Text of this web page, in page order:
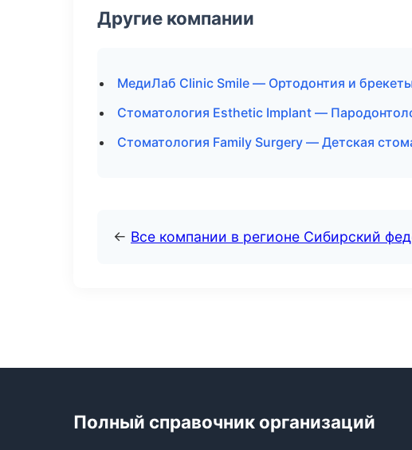
Другие компании
МедиЛаб Clinic Smile — Ортодонтия и
Стоматология Esthetic Implant —
Стоматология Family Surgery — Детская
← Все компании в регионе Сибирский
Полный справочник организаций